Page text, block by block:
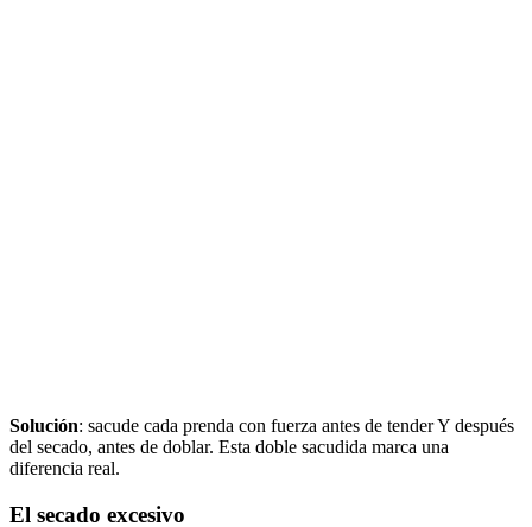
Solución: sacude cada prenda con fuerza antes de tender Y después
del secado, antes de doblar. Esta doble sacudida marca una
diferencia real.
El secado excesivo